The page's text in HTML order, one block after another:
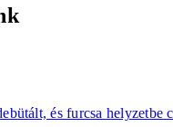
és furcsa helyzetbe